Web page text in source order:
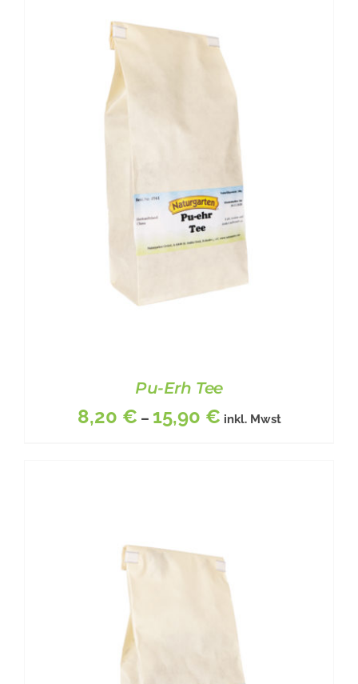
BESCHREIBUNG DETAILS
DIESES
PRODUKT
MEHRERE
VARIANTEN
DETAILS
Pu-Erh Tee
8,20 € – 15,90 € inkl. Mwst